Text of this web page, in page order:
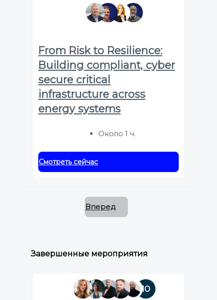
From Risk to Resilience:
Building compliant, cyber
secure critical
infrastructure across
energy systems
Около 1 ч.
Смотреть сейчас
Вперед
Завершенные мероприятия
10